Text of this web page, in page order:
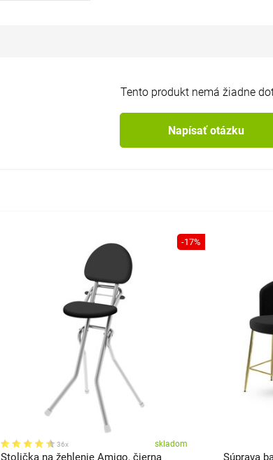
Tento produkt nemá žiadne
Napísať otázku
-17%
36x skladom
Stolička na žehlenie Amigo, čierna
Súprava